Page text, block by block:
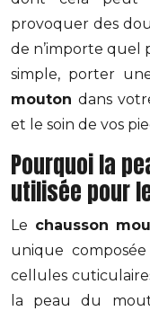
provoquer des
de n’importe quel
simple, porter
mouton dans
et le soin de vos
Pourquoi la
utilisée pour
Le chausson
unique composée
cellules
la peau du